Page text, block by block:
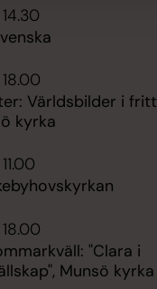
Världsbilder i fritt
kyrka
"Clara i
Munsö kyrka